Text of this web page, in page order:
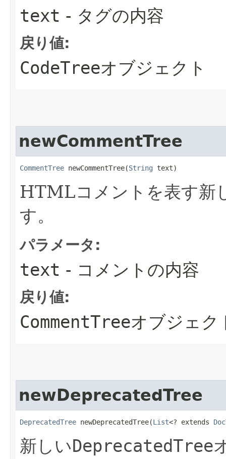
text - タグの内容
戻り値:
CodeTreeオブジェクト
newCommentTree
CommentTree newCommentTree​(String text)
HTMLコメントを表す新
す。
パラメータ:
text - コメントの内容
戻り値:
CommentTreeオブジェク
newDeprecatedTree
DeprecatedTree newDeprecatedTree​(List<? extends
新しいDeprecatedTree